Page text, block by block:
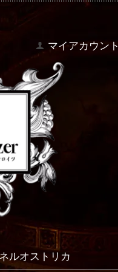
マイアカウント
ルオストリカ